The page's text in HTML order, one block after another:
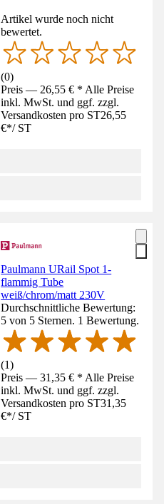
Artikel wurde noch nicht
bewertet.
(0)
Preis — 26,55 € * Alle Preise
inkl. MwSt. und ggf. zzgl.
Versandkosten pro ST26,55
€*/ ST
Paulmann URail Spot 1-
flammig Tube
weiß/chrom/matt 230V
Durchschnittliche Bewertung:
5 von 5 Sternen. 1 Bewertung.
(1)
Preis — 31,35 € * Alle Preise
inkl. MwSt. und ggf. zzgl.
Versandkosten pro ST31,35
€*/ ST